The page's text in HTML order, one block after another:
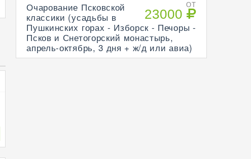
ОТ
23000
Очарование Псковской
классики (усадьбы в
Пушкинских горах - Изборск - Печоры -
Псков и Снетогорский монастырь,
апрель-октябрь, 3 дня + ж/д или авиа)